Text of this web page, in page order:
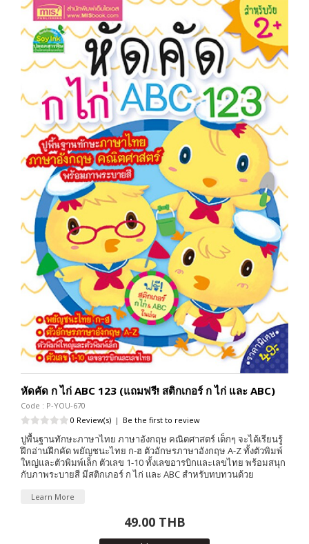
หัดคัด ก ไก่ ABC 123 (แถมฟรี! สติกเกอร์ ก ไก่ และ ABC)
Code : P-YOU-670
0 Review(s) | Be the first to review
ปูพื้นฐานทักษะภาษาไทย ภาษาอังกฤษ คณิตศาสตร์ เด็กๆ จะได้เรียนรู้
ฝึกอ่านฝึกคัด พยัญชนะไทย ก-ฮ ตัวอักษรภาษาอังกฤษ A-Z ทั้งตัวพิมพ์
ใหญ่และตัวพิมพ์เล็ก ตัวเลข 1-10 ทั้งเลขอารบิกและเลขไทย พร้อมสนุก
กับภาพระบายสี มีสติกเกอร์ ก ไก่ และ ABC สำหรับทบทวนด้วย
Learn More
49.00 THB